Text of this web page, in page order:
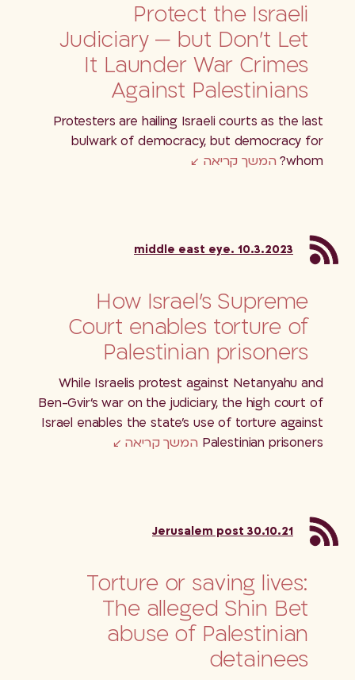
Protect the Israeli
Judiciary — but Don’t Let
It Launder War Crimes
Against Palestinians
Protesters are hailing Israeli courts as the last
bulwark of democracy, but democracy for
whom? המשך קריאה
10.3.2023 .middle east eye
How Israel's Supreme
Court enables torture of
Palestinian prisoners
While Israelis protest against Netanyahu and
Ben-Gvir's war on the judiciary, the high court of
Israel enables the state's use of torture against
Palestinian prisoners המשך קריאה
30.10.21 Jerusalem post
Torture or saving lives:
The alleged Shin Bet
abuse of Palestinian
detainees